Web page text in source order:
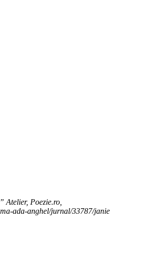
Atelier, Poezie.ro,
ada-anghel/jurnal/33787/janie